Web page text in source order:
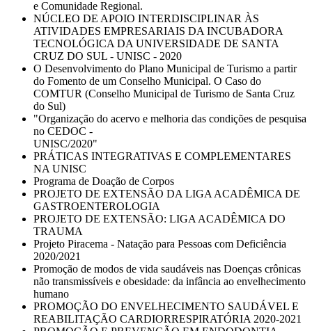
e Comunidade Regional.
NÚCLEO DE APOIO INTERDISCIPLINAR ÀS
ATIVIDADES EMPRESARIAIS DA INCUBADORA
TECNOLÓGICA DA UNIVERSIDADE DE SANTA
CRUZ DO SUL - UNISC - 2020
O Desenvolvimento do Plano Municipal de Turismo a partir
do Fomento de um Conselho Municipal. O Caso do
COMTUR (Conselho Municipal de Turismo de Santa Cruz
do Sul)
"Organização do acervo e melhoria das condições de pesquisa
no CEDOC -
UNISC/2020"
PRÁTICAS INTEGRATIVAS E COMPLEMENTARES
NA UNISC
Programa de Doação de Corpos
PROJETO DE EXTENSÃO DA LIGA ACADÊMICA DE
GASTROENTEROLOGIA
PROJETO DE EXTENSÃO: LIGA ACADÊMICA DO
TRAUMA
Projeto Piracema - Natação para Pessoas com Deficiência
2020/2021
Promoção de modos de vida saudáveis nas Doenças crônicas
não transmissíveis e obesidade: da infância ao envelhecimento
humano
PROMOÇÃO DO ENVELHECIMENTO SAUDÁVEL E
REABILITAÇÃO CARDIORRESPIRATÓRIA 2020-2021